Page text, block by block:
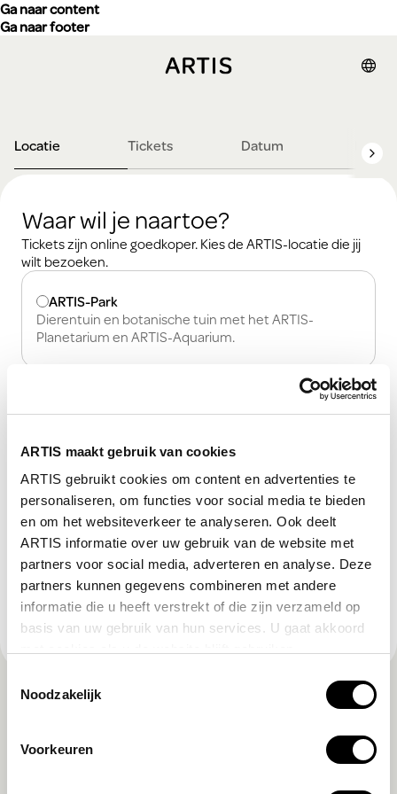
ARTIS maakt gebruik van cookies
ARTIS gebruikt cookies om content en advertenties te
personaliseren, om functies voor social media te bieden
en om het websiteverkeer te analyseren. Ook deelt
ARTIS informatie over uw gebruik van de website met
partners voor social media, adverteren en analyse. Deze
partners kunnen gegevens combineren met andere
informatie die u heeft verstrekt of die zijn verzameld op
basis van uw gebruik van hun services. U gaat akkoord
Noodzakelijk
Voorkeuren
Ga naar content
Ga naar footer
Locatie Tickets Datum Details
Waar wil je naartoe?
Tickets zijn online goedkoper. Kies de ARTIS-locatie die jij
wilt bezoeken.
Waar wil je naartoe?
ARTIS-Park
Dierentuin en botanische tuin met het ARTIS-
Planetarium en ARTIS-Aquarium.
Het eerste museum over microben ter wereld.
ARTIS-Groote Museum
Het natuurmuseum van ARTIS over jouw band met
natuur.
ARTIS-Zoomeravonden
Elke zaterdagavond van 11 juli t/m 30 augustus:
muziek, dieren en picknick.